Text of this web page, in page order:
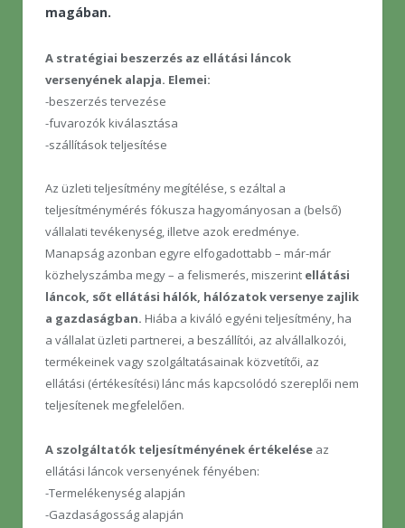
magában.
A stratégiai beszerzés az ellátási láncok
versenyének alapja. Elemei:
-beszerzés tervezése
-fuvarozók kiválasztása
-szállítások teljesítése
Az üzleti teljesítmény megítélése, s ezáltal a
teljesítménymérés fókusza hagyományosan a (belső)
vállalati tevékenység, illetve azok eredménye.
Manapság azonban egyre elfogadottabb – már-már
közhelyszámba megy – a felismerés, miszerint ellátási
láncok, sőt ellátási hálók, hálózatok versenye zajlik
a gazdaságban. Hiába a kiváló egyéni teljesítmény, ha
a vállalat üzleti partnerei, a beszállítói, az alvállalkozói,
termékeinek vagy szolgáltatásainak közvetítői, az
ellátási (értékesítési) lánc más kapcsolódó szereplői nem
teljesítenek megfelelően.
A szolgáltatók teljesítményének értékelése az
ellátási láncok versenyének fényében:
-Termelékenység alapján
-Gazdaságosság alapján